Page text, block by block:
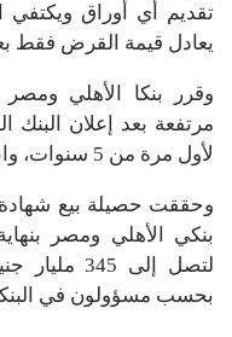
تقديم أي أوراق
يعادل قيمة القرض فقط
وقرر بنكا الأهلي
لأول مرة من 5 سنوات، وانخفاض سعر الجنيه أمام الدولار.
بنكي الأهلي ومصر
بحسب مسؤولون في